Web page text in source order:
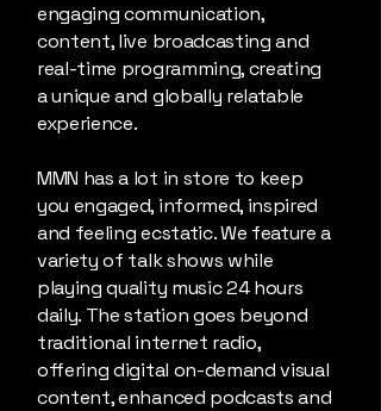
engaging communication,
content, live broadcasting and
real-time programming, creating
a unique and globally relatable
experience.
​MMN has a lot in store to keep
you engaged, informed, inspired
and feeling ecstatic. We feature a
variety of talk shows while
playing quality music 24 hours
daily. The station goes beyond
traditional internet radio,
offering digital on-demand visual
content, enhanced podcasts and